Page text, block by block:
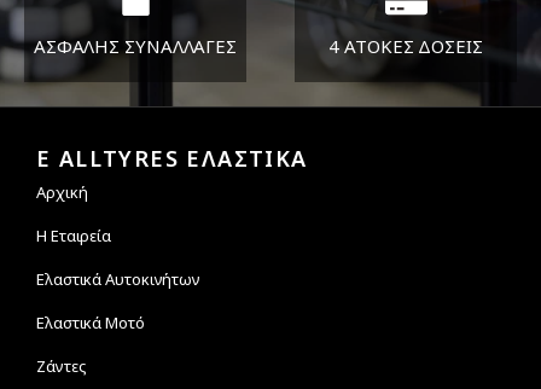
ΑΣΦΑΛΗΣ ΣΥΝΑΛΛΑΓΕΣ 4 ΑΤΟΚΕΣ ΔΟΣΕΙΣ
E ALLTYRES ΕΛΑΣΤΙΚΑ
Αρχική
Η Εταιρεία
Ελαστικά Αυτοκινήτων
Ελαστικά Μοτό
Ζάντες